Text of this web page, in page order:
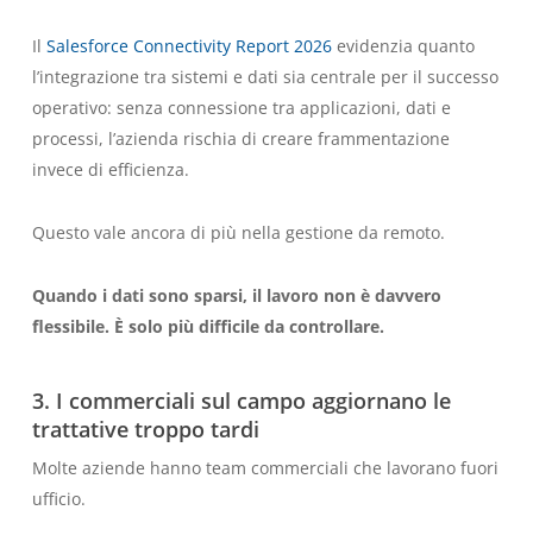
Il Salesforce Connectivity Report 2026evidenzia quanto
l’integrazione tra sistemi e dati sia centrale per il successo
operativo: senza connessione tra applicazioni, dati e
processi, l’azienda rischia di creare frammentazione
invece di efficienza.
Questo vale ancora di più nella gestione da remoto.
Quando i dati sono sparsi, il lavoro non è davvero
flessibile. È solo più difficile da controllare.
3. I commerciali sul campo aggiornano le
trattative troppo tardi
Molte aziende hanno team commerciali che lavorano fuori
ufficio.